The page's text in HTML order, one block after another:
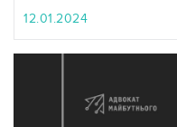
12.01.2024